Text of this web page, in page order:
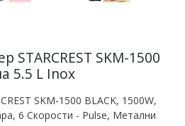
STARCREST SKM-1500
5.5 L Inox
SKM-1500 BLACK, 1500W,
6 Скорости - Pulse, Метални